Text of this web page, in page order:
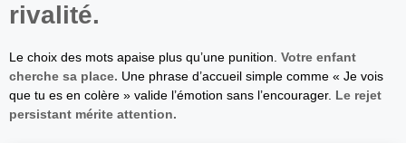
rivalité.
Le choix des mots apaise plus qu’une punition. Votre enfant
cherche sa place. Une phrase d’accueil simple comme « Je vois
que tu es en colère » valide l’émotion sans l’encourager. Le rejet
persistant mérite attention.